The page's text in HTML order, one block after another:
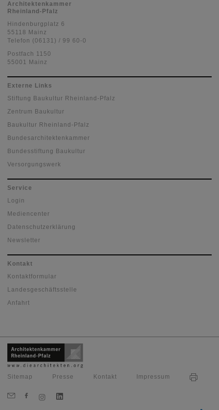
Architektenkammer
Rheinland-Pfalz
Hindenburgplatz 6
55118 Mainz
Telefon (06131) / 99 60-0
Postfach 1150
55001 Mainz
Externe Links
Stiftung Baukultur Rheinland-Pfalz
Zentrum Baukultur
Baukultur Rheinland-Pfalz
Bundesarchitektenkammer
Bundesstiftung Baukultur
Versorgungswerk
Service
Login
Mediencenter
Datenschutzerklärung
Newsletter
Kontakt
Kontaktformular
Landesgeschäftsstelle
Anfahrt
Sitemap Presse Kontakt Impressum